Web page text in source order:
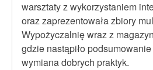
warsztaty z wykorzystaniem
oraz zaprezentowała zbiory
Wypożyczalnię wraz z
gdzie nastąpiło
wymiana dobrych praktyk.